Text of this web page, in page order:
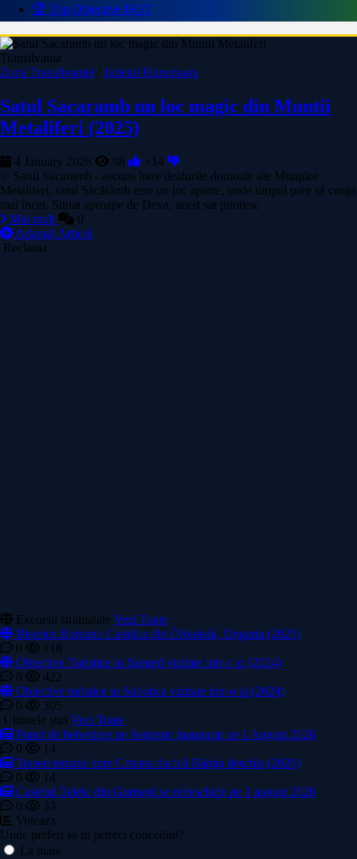
🏆 Top Obiective HOT
Transilvania
Zona Transilvaniei / Judetul Hunedoara
Satul Sacaramb un loc magic din Muntii
Metaliferi (2025)
4 January 2026 98
+14
✨ Satul Sacaramb - ascuns între dealurile domoale ale Munților
Metaliferi, satul Săcărâmb este un loc aparte, unde timpul pare să curgă
mai încet. Situat aproape de Deva, acest sat pitoresc
Mai mult
0
Adaugă Articol
Reclama
Excursii strainatate Vezi Toate
Biserica Romano Catolica din Óföldeák, Ungaria (2025)
0
118
Obiective Turistice in Szeged vizitate intr-o zi (2024)
0
422
Obiective turistice in Subotica vizitate intr-o zi (2024)
0
305
Ultimele știri Vezi Toate
Punct de belvedere pe Semenic inaugurat pe 1 August 2026
0
14
Traseu tematic spre Cetatea dacică Bănița deschis (2026)
0
14
Castelul Teleki din Gornești se redeschide pe 1 august 2026
0
33
Voteaza
Unde preferi sa iti petreci concediul?
La mare